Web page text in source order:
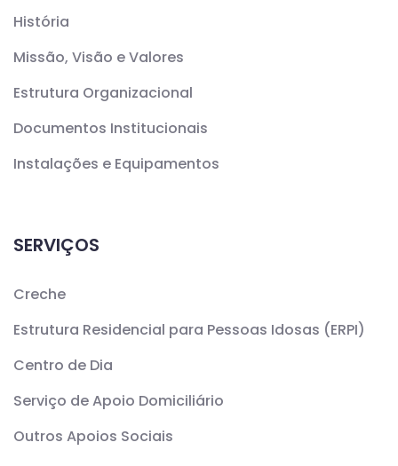
História
Missão, Visão e Valores
Estrutura Organizacional
Documentos Institucionais
Instalações e Equipamentos
SERVIÇOS
Creche
Estrutura Residencial para Pessoas Idosas (ERPI)
Centro de Dia
Serviço de Apoio Domiciliário
Outros Apoios Sociais